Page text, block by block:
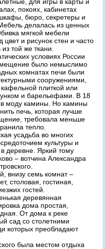
покоях, кабинетах
бюро, секретеры и
делалась из ценных
мягкой мебели
цвет и рисунок стен и часто
той же ткани.
условиях России
было немыслимо
комнатах печи были
сооружениями,
плиткой или
и барельефами. В 18
в моду камины. Но камины
печь, которая лучше
требовала меньше
тепло.
усадьба во многих
культуры и
деревне. Яркий тому
– вотчина Александра
внизу семь комнат –
столовая, гостиная,
гостей.
деревянная
дома простая,
От дома к реке
сад со столетними
которых преобладают
была местом отдыха